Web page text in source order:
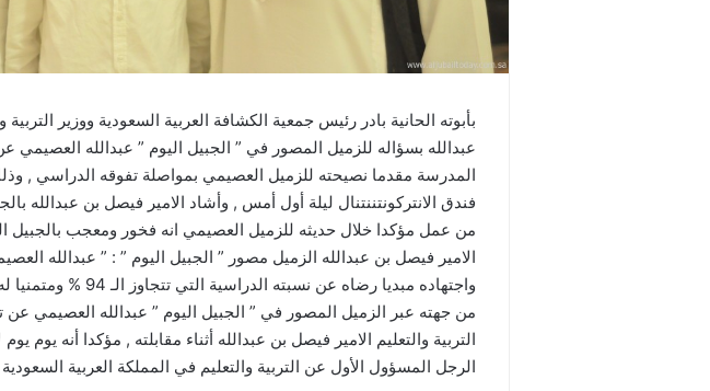
بأبوته الحانية بادر رئيس جمعية الكشافة العربية السعودية ووزير التربية
عبدالله بسؤاله للزميل المصور في ” الجبيل اليوم ” عبدالله العصيمي
المدرسة مقدما نصيحته للزميل العصيمي بمواصلة تفوقه الدراسي ,
فندق الانتركونتننتنال ليلة أول أمس , وأشاد الامير فيصل بن عبدالله
من عمل مؤكدا خلال حديثه للزميل العصيمي انه فخور ومعجب بالجبيل
الامير فيصل بن عبدالله الزميل مصور ” الجبيل اليوم ” : ” عبدالله
واجتهاده مبديا رضاه عن نسبته الدراسية التي تتجاوز الـ 94 % ومتمنيا له التوفيق والنجاح .
من جهته عبر الزميل المصور في ” الجبيل اليوم ” عبدالله العصيمي عن
التربية والتعليم الامير فيصل بن عبدالله أثناء مقابلته , مؤكدا أنه يوم
الرجل المسؤول الأول عن التربية والتعليم في المملكة العربية